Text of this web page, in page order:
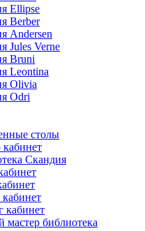
Ellipse
Berber
Andersen
Jules Verne
Bruni
Leontina
Olivia
Odri
столы
кабинет
Скандия
кабинет
мастер библиотека